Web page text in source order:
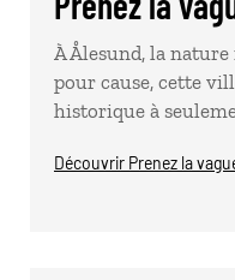
À Ålesund, la
pour cause, cette
historique à
Découvrir Prenez la